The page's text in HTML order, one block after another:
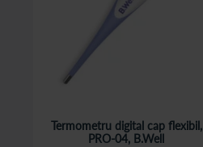
Termometru digital cap flexibil,
PRO-04, B.Well